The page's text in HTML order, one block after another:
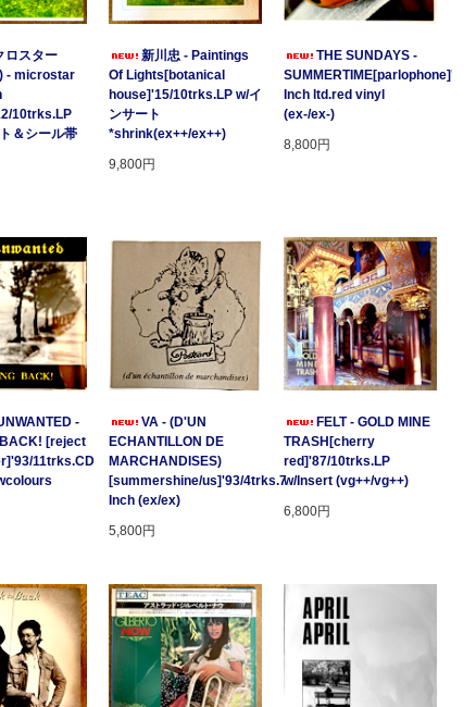
ロスター
- microstar
10trks.LP
＆シール帯
新川忠 - Paintings
Of Lights[botanical
house]'15/10trks.LP w/イ
ンサート
*shrink(ex++/ex++)
9,800円
THE SUNDAYS -
Inch ltd.red vinyl
(ex-/ex-)
8,800円
-
[reject
11trks.CD
VA - (D'UN
ECHANTILLON DE
MARCHANDISES)
[summershine/us]'93/4trks.7
Inch (ex/ex)
5,800円
FELT - GOLD MINE
TRASH[cherry
red]'87/10trks.LP
w/Insert (vg++/vg++)
6,800円